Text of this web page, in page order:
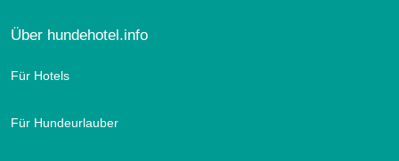
Über hundehotel.info
Für Hotels
Für Hundeurlauber